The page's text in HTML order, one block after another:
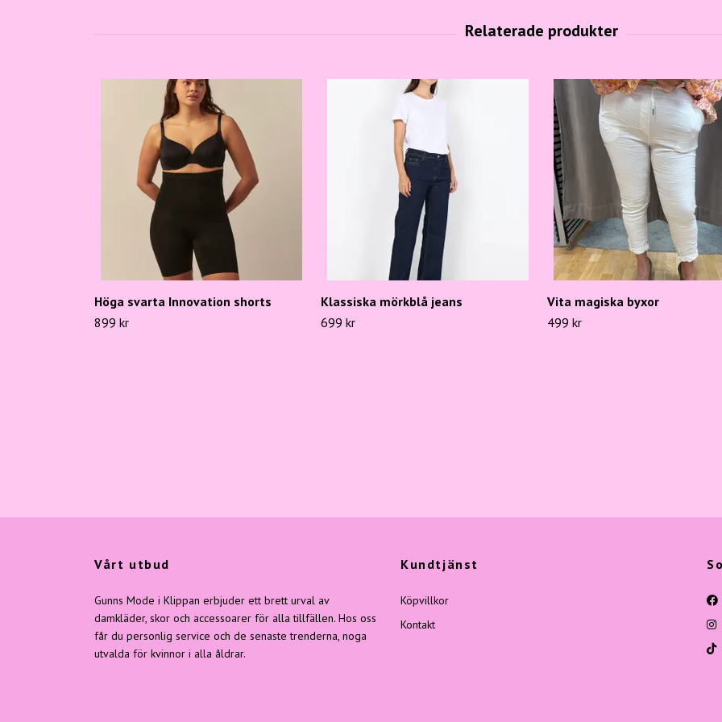
Höga svarta Innovation shorts
899 kr
Klassiska mörkblå jeans
699 kr
Vita magiska byxor
499 kr
Vårt utbud
Gunns Mode i Klippan erbjuder ett brett urval av
damkläder, skor och accessoarer för alla tillfällen. Hos oss
får du personlig service och de senaste trenderna, noga
utvalda för kvinnor i alla åldrar.
Kundtjänst
Köpvillkor
Kontakt